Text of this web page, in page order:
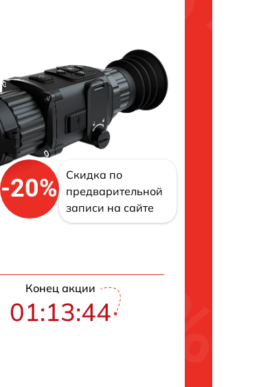
-20%
Скидка по
предварительной
записи на сайте
Конец акции
01:13:43